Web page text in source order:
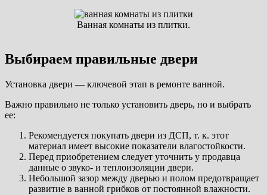
Ванная комнаты из плитки.
Выбираем правильные двери
Установка двери — ключевой этап в ремонте ванной.
Важно правильно не только установить дверь, но и выбрать
ее:
Рекомендуется покупать двери из ДСП, т. к. этот
материал имеет высокие показатели влагостойкости.
Перед приобретением следует уточнить у продавца
данные о звуко- и теплоизоляции двери.
Небольшой зазор между дверью и полом предотвращает
развитие в ванной грибков от постоянной влажности.